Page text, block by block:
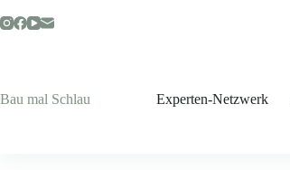
Inhalt
Bau mal Schlau Experten-Netzwerk